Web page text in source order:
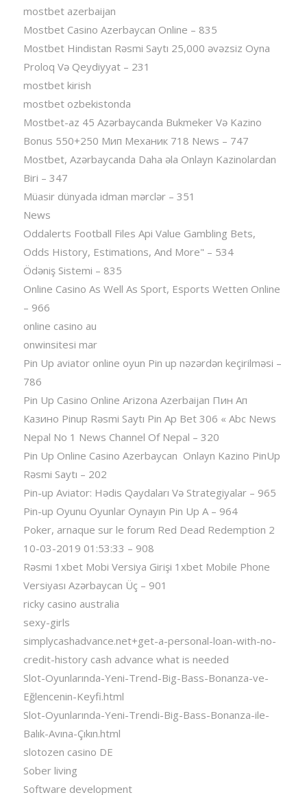
mostbet azerbaijan
Mostbet Casino Azerbaycan Online – 835
Mostbet Hindistan Rəsmi Saytı 25,000 əvəzsiz Oyna
Proloq Və Qeydiyyat – 231
mostbet kirish
mostbet ozbekistonda
Mostbet-az 45 Azərbaycanda Bukmeker Və Kazino
Bonus 550+250 Мип Механик 718 News – 747
Mostbet, Azərbaycanda Daha əla Onlayn Kazinolardan
Biri – 347
Müasir dünyada idman mərclər – 351
News
Oddalerts Football Files Api Value Gambling Bets,
Odds History, Estimations, And More" – 534
Ödəniş Sistemi – 835
Online Casino As Well As Sport, Esports Wetten Online
– 966
online casino au
onwinsitesi mar
Pin Up aviator️ online oyun Pin up nəzərdən keçirilməsi –
786
Pin Up Casino Online Arizona Azerbaijan Пин Ап
Казино Pinup Rəsmi Saytı Pin Ap Bet 306 « Abc News
Nepal No 1 News Channel Of Nepal – 320
Pin Up Online Casino Azerbaycan ️ Onlayn Kazino PinUp
Rəsmi Saytı – 202
Pin-up Aviator: Hədis Qaydaları Və Strategiyalar – 965
Pin-up Oyunu Oyunlar Oynayın Pin Up A – 964
Poker, arnaque sur le forum Red Dead Redemption 2
10-03-2019 01:53:33 – 908
Rəsmi 1xbet Mobi Versiya Girişi 1xbet Mobile Phone
Versiyası Azərbaycan Üç – 901
ricky casino australia
sexy-girls
simplycashadvance.net+get-a-personal-loan-with-no-
credit-history cash advance what is needed
Slot-Oyunlarında-Yeni-Trend-Big-Bass-Bonanza-ve-
Eğlencenin-Keyfi.html
Slot-Oyunlarında-Yeni-Trendi-Big-Bass-Bonanza-ile-
Balık-Avına-Çıkın.html
slotozen casino DE
Sober living
Software development